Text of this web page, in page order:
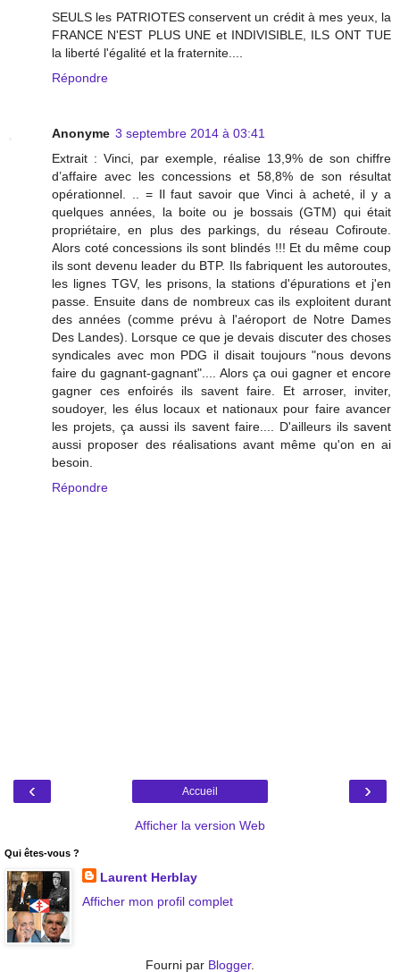
SEULS les PATRIOTES conservent un crédit à mes yeux, la
FRANCE N'EST PLUS UNE et INDIVISIBLE, ILS ONT TUE
la liberté l'égalité et la fraternite....
Répondre
Anonyme 3 septembre 2014 à 03:41
Extrait : Vinci, par exemple, réalise 13,9% de son chiffre
d’affaire avec les concessions et 58,8% de son résultat
opérationnel. .. = Il faut savoir que Vinci à acheté, il y a
quelques années, la boite ou je bossais (GTM) qui était
propriétaire, en plus des parkings, du réseau Cofiroute.
Alors coté concessions ils sont blindés !!! Et du même coup
ils sont devenu leader du BTP. Ils fabriquent les autoroutes,
les lignes TGV, les prisons, la stations d'épurations et j'en
passe. Ensuite dans de nombreux cas ils exploitent durant
des années (comme prévu à l'aéroport de Notre Dames
Des Landes). Lorsque ce que je devais discuter des choses
syndicales avec mon PDG il disait toujours "nous devons
faire du gagnant-gagnant".... Alors ça oui gagner et encore
gagner ces enfoirés ils savent faire. Et arroser, inviter,
soudoyer, les élus locaux et nationaux pour faire avancer
les projets, ça aussi ils savent faire.... D'ailleurs ils savent
aussi proposer des réalisations avant même qu'on en ai
besoin.
Répondre
‹ ›
Accueil
Afficher la version Web
Qui êtes-vous ?
Laurent Herblay
Afficher mon profil complet
Fourni par Blogger.